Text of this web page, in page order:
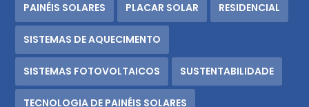
PAINÉIS SOLARES PLACAR SOLAR RESIDENCIAL
SISTEMAS DE AQUECIMENTO
SISTEMAS FOTOVOLTAICOS SUSTENTABILIDADE
TECNOLOGIA DE PAINÉIS SOLARES